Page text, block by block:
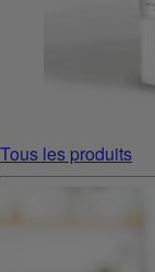
Tous les produits